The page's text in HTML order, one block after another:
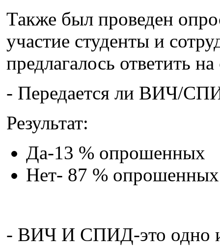
Также был проведен
участие студенты и
предлагалось ответить
- Передается ли ВИЧ/
Результат:
Да-13 % опрошенных
Нет- 87 % опрошенных
- ВИЧ И СПИД-это одно